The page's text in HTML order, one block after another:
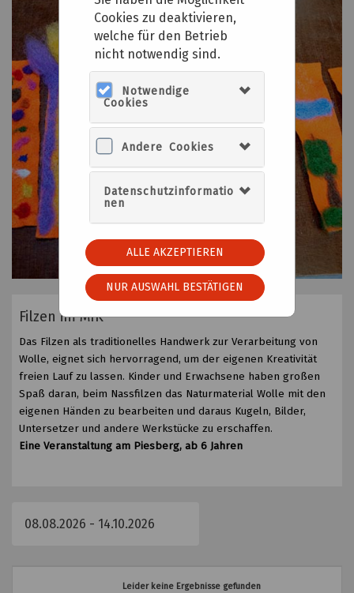
Cookies zu deaktivieren,
welche für den Betrieb
nicht notwendig sind.
Notwendige
Cookies
Andere Cookies
Datenschutzinformatio
nen
ALLE AKZEPTIEREN
NUR AUSWAHL BESTÄTIGEN
Filzen im MIK
Das Filzen als traditionelles Handwerk zur Verarbeitung von
Wolle, eignet sich hervorragend, um der eigenen Kreativität
freien Lauf zu lassen. Kinder und Erwachsene haben großen
Spaß daran, beim Nassfilzen das Naturmaterial Wolle mit den
eigenen Händen zu bearbeiten und daraus Kugeln, Bilder,
Untersetzer und andere Werkstücke zu erschaffen.
Eine Veranstaltung am Piesberg, ab 6 Jahren
Leider keine Ergebnisse gefunden